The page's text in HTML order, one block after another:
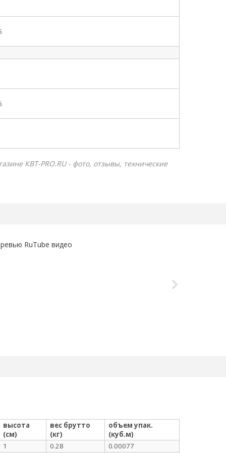
КВТ-PRO.RU - фото, отзывы, технические
высота
(см)
вес брутто
(кг)
объем упак.
(куб.м)
1 0.28 0.00077